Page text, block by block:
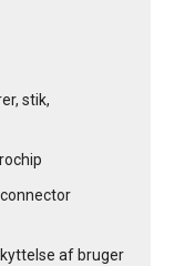
stik,
af bruger